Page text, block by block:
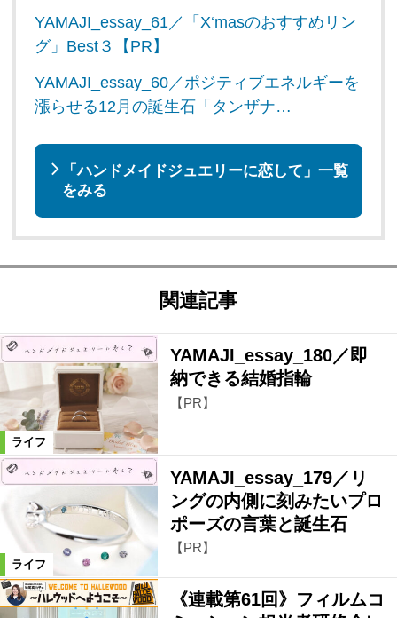
YAMAJI_essay_61／「X‘masのおすすめリン
グ」Best３【PR】
YAMAJI_essay_60／ポジティブエネルギーを
漲らせる12月の誕生石「タンザナ…
「ハンドメイドジュエリーに恋して」一覧
をみる
関連記事
ライフ
YAMAJI_essay_180／即
納できる結婚指輪
【PR】
ライフ
YAMAJI_essay_179／リ
ングの内側に刻みたいプロ
ポーズの言葉と誕生石
【PR】
《連載第61回》フィルムコ